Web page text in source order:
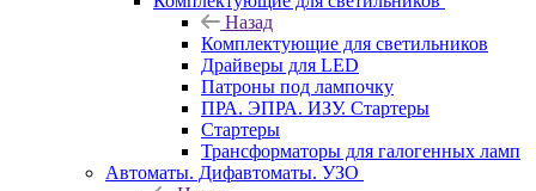
Назад
Комплектующие для светильников
Драйверы для LED
Патроны под лампочку
ПРА. ЭПРА. ИЗУ. Стартеры
Стартеры
Трансформаторы для галогенных ламп
Автоматы. Дифавтоматы. УЗО